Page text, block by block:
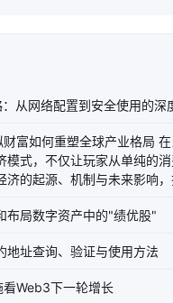
从网络配置到安全使用的深
富如何重塑全球产业格局
式，不仅让玩家从单纯的
的起源、机制与未来影响，
布局数字资产中的"绩优股"
地址查询、验证与使用方法
Web3下一轮增长